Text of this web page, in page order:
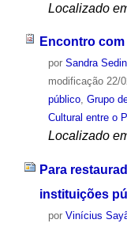
Localizado
Encontro
por Sandra
modificação22/
público, Grupo
Cultural entre o
Localizado
Para
instituições
por Vinícius